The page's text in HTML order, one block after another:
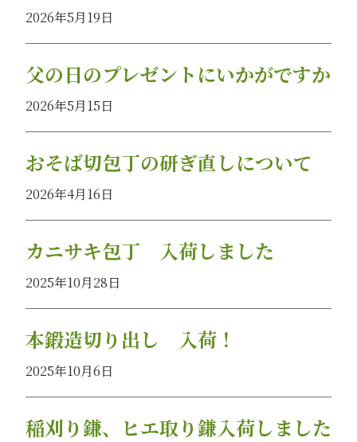
2026年5月19日
父の日のプレゼントにいかがですか
2026年5月15日
おそば切包丁の研ぎ直しについて
2026年4月16日
カニサキ包丁 入荷しました
2025年10月28日
本鍛造切り出し 入荷！
2025年10月6日
稲刈り鎌、ヒエ取り鎌入荷しました